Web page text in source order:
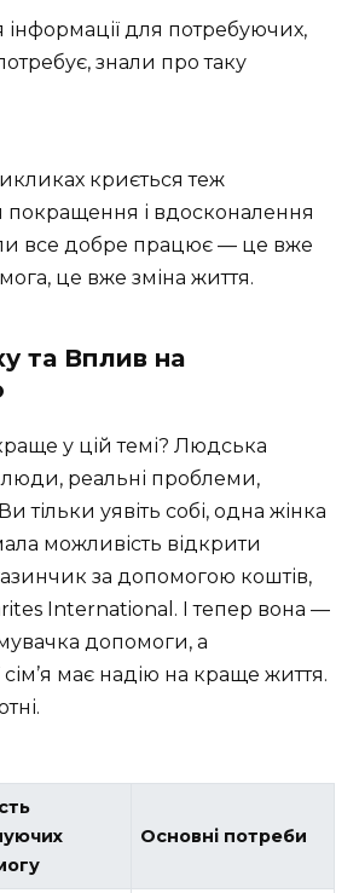
для потребуючих,
знали про таку
криється теж
покращення і вдосконалення
все добре працює — це вже
це вже зміна життя.
та Вплив на
у цій темі? Людська
люди, реальні проблеми,
тільки уявіть собі, одна жінка
можливість відкрити
за допомогою коштів,
International. І тепер вона —
допомоги, а
сім’я має надію на краще життя.
Основні потреби